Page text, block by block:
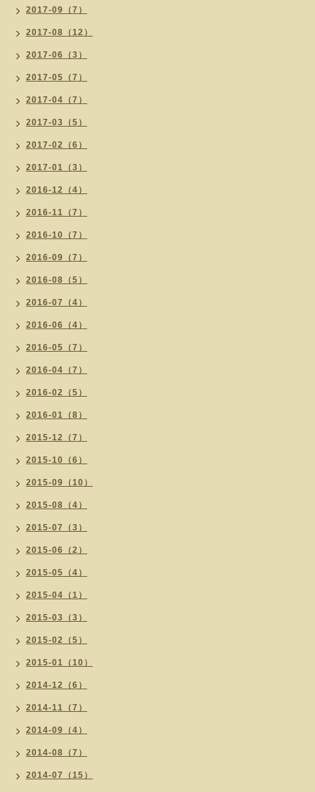
2017-09（7）
2017-08（12）
2017-06（3）
2017-05（7）
2017-04（7）
2017-03（5）
2017-02（6）
2017-01（3）
2016-12（4）
2016-11（7）
2016-10（7）
2016-09（7）
2016-08（5）
2016-07（4）
2016-06（4）
2016-05（7）
2016-04（7）
2016-02（5）
2016-01（8）
2015-12（7）
2015-10（6）
2015-09（10）
2015-08（4）
2015-07（3）
2015-06（2）
2015-05（4）
2015-04（1）
2015-03（3）
2015-02（5）
2015-01（10）
2014-12（6）
2014-11（7）
2014-09（4）
2014-08（7）
2014-07（15）